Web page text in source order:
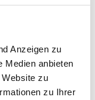
Anzeigen zu
Medien anbieten
zu
zu Ihrer
auf